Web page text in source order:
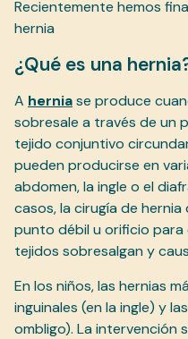
Recientemente hemos
hernia
¿Qué es una
A herniase produce
sobresale a través de un
tejido conjuntivo
pueden producirse en
abdomen, la ingle o el
casos, la cirugía de
punto débil u orificio
tejidos sobresalgan y
En los niños, las hernias
inguinales (en la ingle) y
ombligo). La intervención